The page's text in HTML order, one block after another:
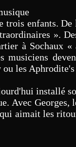
enfants.
».
à Sochaux
les
installé
Avec
aimait les